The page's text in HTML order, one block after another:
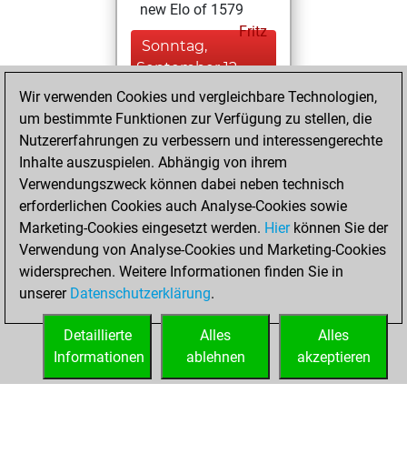
new Elo of 1579
Fritz
Sonntag,
September 12,
2021
You created
your Fritz account
Fritz
Samstag,
Januar 9, 2021
You played 1
slow games
Play
You scored +1
=0 -0 in slow games
Wir verwenden Cookies und vergleichbare Technologien,
um bestimmte Funktionen zur Verfügung zu stellen, die
Nutzererfahrungen zu verbessern und interessengerechte
Inhalte auszuspielen. Abhängig von ihrem
Verwendungszweck können dabei neben technisch
erforderlichen Cookies auch Analyse-Cookies sowie
Marketing-Cookies eingesetzt werden. Hierkönnen Sie der
Verwendung von Analyse-Cookies und Marketing-Cookies
widersprechen. Weitere Informationen finden Sie in
unserer Datenschutzerklärung.
Alles
akzeptieren
Alles
ablehnen
Detaillierte
Informationen